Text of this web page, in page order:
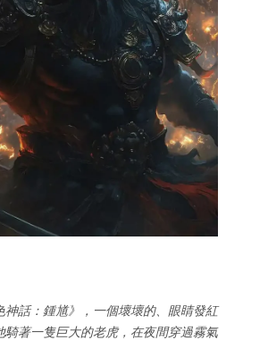
神話：鍾馗》，一個壞壞的、眼睛發紅
騎著一隻巨大的老虎，在夜間穿過霧氣